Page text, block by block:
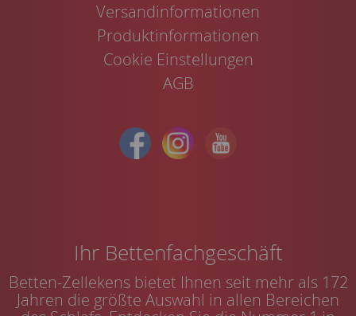
Versandinformationen
Produktinformationen
Cookie Einstellungen
AGB
Ihr Bettenfachgeschäft
Betten-Zellekens bietet Ihnen seit mehr als 172
Jahren die größte Auswahl in allen Bereichen